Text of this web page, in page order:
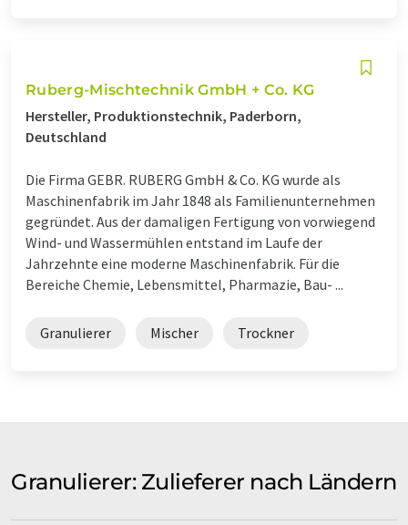
Ruberg-Mischtechnik GmbH + Co. KG
Hersteller, Produktionstechnik, Paderborn,
Deutschland
Die Firma GEBR. RUBERG GmbH & Co. KG wurde als
Maschinenfabrik im Jahr 1848 als Familienunternehmen
gegründet. Aus der damaligen Fertigung von vorwiegend
Wind- und Wassermühlen entstand im Laufe der
Jahrzehnte eine moderne Maschinenfabrik. Für die
Bereiche Chemie, Lebensmittel, Pharmazie, Bau- ...
Granulierer Mischer Trockner
Granulierer: Zulieferer nach Ländern